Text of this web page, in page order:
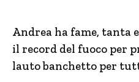
Andrea ha fame, tanta
il record del fuoco per
lauto banchetto per